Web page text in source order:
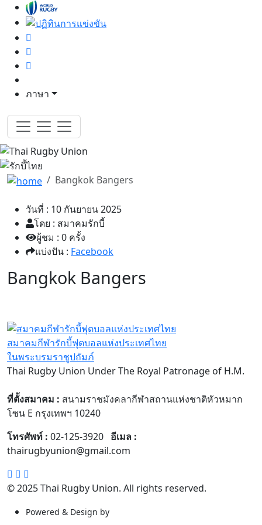
ภาษา
Bangkok Bangers
วันที่ : 10 กันยายน 2025
โดย : สมาคมรักบี้
ผู้ชม : 0 ครั้ง
แบ่งปัน : Facebook
Bangkok Bangers
สมาคมกีฬารักบี้ฟุตบอลแห่งประเทศไทย
ในพระบรมราชูปถัมภ์
Thai Rugby Union Under The Royal Patronage of H.M.
ที่ตั้งสมาคม : สนามราชมังคลากีฬาสถานแห่งชาติหัวหมาก
โซน E กรุงเทพฯ 10240
โทรศัพท์ : 02-125-3920 อีเมล :
thairugbyunion@gmail.com
© 2025 Thai Rugby Union. All rights reserved.
Powered & Design by